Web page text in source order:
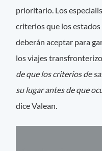
prioritario. Los
criterios que los
deberán aceptar para
los viajes
de que los criterios de
su lugar antes de que
dice Valean.